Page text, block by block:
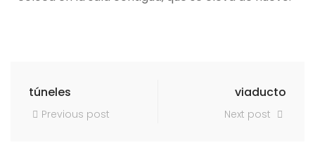
túneles
Previous post
viaducto
Next post